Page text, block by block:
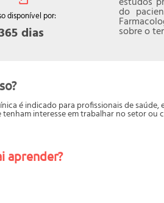
disponível por:
dias
do
sobre o
é indicado para profissionais de
interesse em trabalhar no setor ou
aprender?